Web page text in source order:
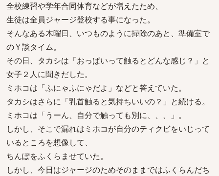
全校練習や学年合同体育などが増えたため、
生徒は全員ジャージ登校する事になった。
そんなある木曜日、いつものように掃除のあと、準備室で
のＹ談タイム。
その日、タカシは「おっぱいって触るとどんな感じ？」と
女子２人に聞きだした。
ミホコは「ふにゃふにゃだよ」などと答えていた。
タカシはさらに「乳首触ると気持ちいいの？」と続ける。
ミホコは「うーん、自分で触っても別に、、、」。
しかし、そこで漏れはミホコが自分のティクビをいじって
いるところを想像して、
ちんぽをふくらませていた。
しかし、今日はジャージのためそのままではふくらんだち